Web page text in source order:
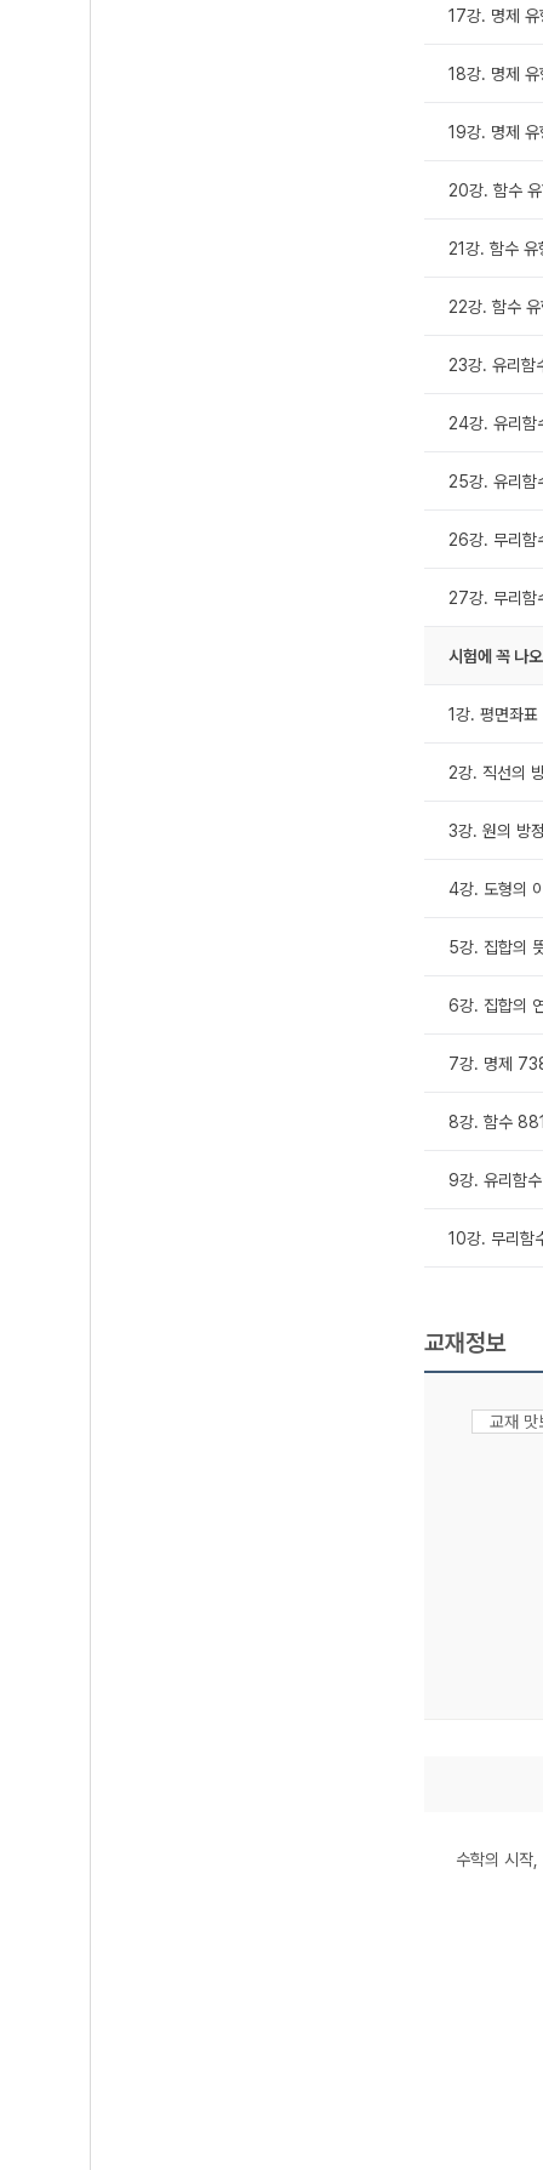
17강. 명제
18강. 명제
19강. 명제
20강. 함수
21강. 함수
22강. 함수
23강. 유리
24강. 유리
25강. 유리
26강. 무리
27강. 무리
시험에 꼭 나
1강. 평면좌
2강. 직선의
3강. 원의 방
4강. 도형의
5강. 집합의
6강. 집합의
7강. 명제
8강. 함수
9강. 유리함
10강. 무리함
교재정보
교재
수학의 시작